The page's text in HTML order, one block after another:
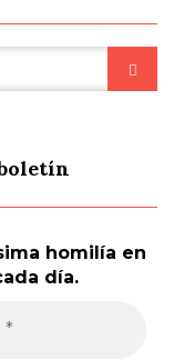
homilía en
día.